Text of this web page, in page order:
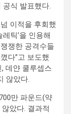
식 발표했다.
이적을 후회했
레틱’을 인용해
쟁한 공격수들
다”고 보도했
데얀 쿨루셉스
않았다.
만 파운드(약
았다. 결과적